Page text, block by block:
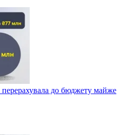
до бюджету майже